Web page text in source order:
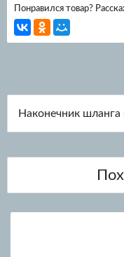
Понравился товар?
Наконечник шланга